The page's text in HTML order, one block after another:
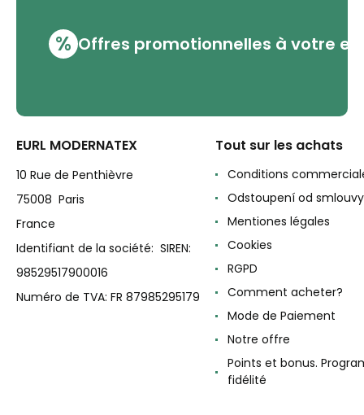
% Offres promotionnelles à votre
EURL MODERNATEX
10 Rue de Penthièvre
75008 Paris
France
Identifiant de la société: SIREN:
98529517900016
Numéro de TVA: FR 87985295179
Tout sur les achats
Conditions
Odstoupení od smlouvy
Mentiones légales
Cookies
RGPD
Comment acheter?
Mode de Paiement
Notre offre
Points et bonus.
fidélité